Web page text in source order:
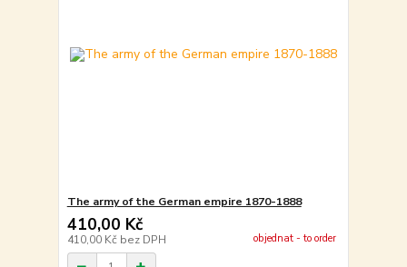
The army of the German empire 1870-1888
410,00 Kč
410,00 Kč bez DPH objednat - to order